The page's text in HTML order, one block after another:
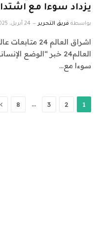
يزداد سوءا مع
بواسطة فريق التحرير 24 أبريل، 2025
اشراق العالم
العالم24 خبر “الوضع
سوءا مع…
1
2
3
…
8